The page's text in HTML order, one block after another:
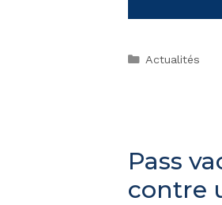
Actualités
Pass
contre